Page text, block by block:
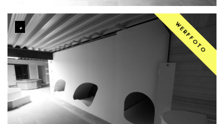
WERFFOTO